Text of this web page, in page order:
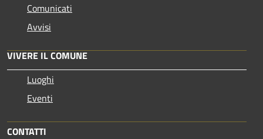
Comunicati
Avvisi
VIVERE IL COMUNE
Luoghi
Eventi
CONTATTI